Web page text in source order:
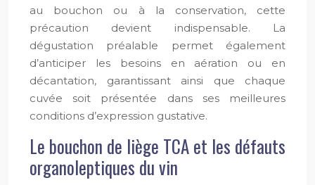
au bouchon ou à la conservation, cette
précaution devient indispensable. La
dégustation préalable permet également
d’anticiper les besoins en aération ou en
décantation, garantissant ainsi que chaque
cuvée soit présentée dans ses meilleures
conditions d’expression gustative.
Le bouchon de liège TCA et les défauts
organoleptiques du vin